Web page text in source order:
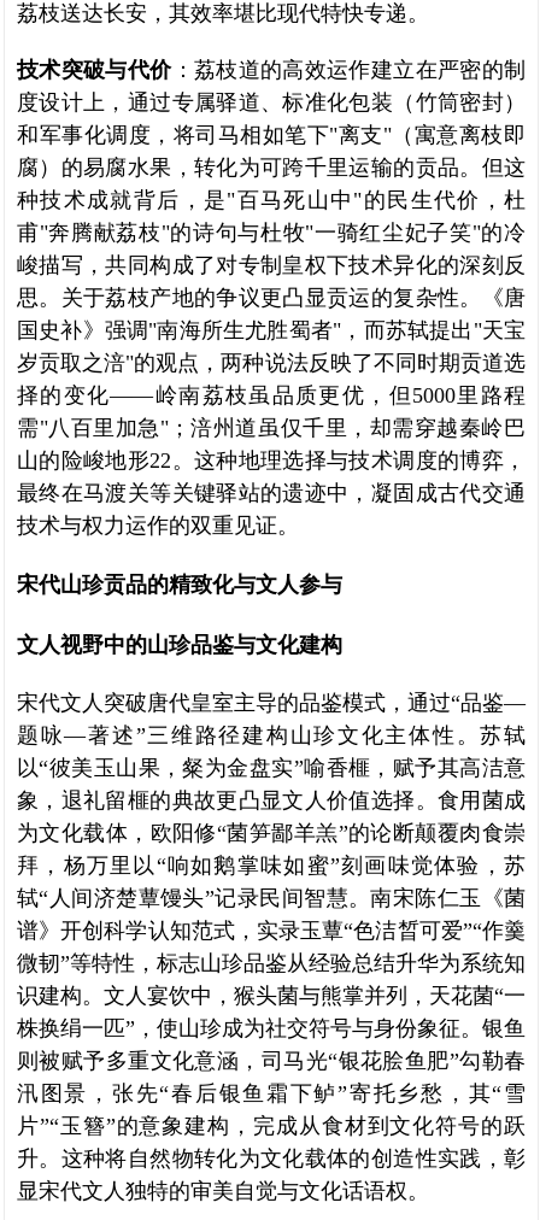
荔枝送达长安，其效率堪比现代特快专递。
技术突破与代价：荔枝道的高效运作建立在严密的制
度设计上，通过专属驿道、标准化包装（竹筒密封）
和军事化调度，将司马相如笔下"离支"（寓意离枝即
腐）的易腐水果，转化为可跨千里运输的贡品。但这
种技术成就背后，是"百马死山中"的民生代价，杜
甫"奔腾献荔枝"的诗句与杜牧"一骑红尘妃子笑"的冷
峻描写，共同构成了对专制皇权下技术异化的深刻反
思。关于荔枝产地的争议更凸显贡运的复杂性。《唐
国史补》强调"南海所生尤胜蜀者"，而苏轼提出"天宝
岁贡取之涪"的观点，两种说法反映了不同时期贡道选
择的变化——岭南荔枝虽品质更优，但5000里路程
需"八百里加急"；涪州道虽仅千里，却需穿越秦岭巴
山的险峻地形22。这种地理选择与技术调度的博弈，
最终在马渡关等关键驿站的遗迹中，凝固成古代交通
技术与权力运作的双重见证。
宋代山珍贡品的精致化与文人参与
文人视野中的山珍品鉴与文化建构
宋代文人突破唐代皇室主导的品鉴模式，通过“品鉴—
题咏—著述”三维路径建构山珍文化主体性。苏轼
以“彼美玉山果，粲为金盘实”喻香榧，赋予其高洁意
象，退礼留榧的典故更凸显文人价值选择。食用菌成
为文化载体，欧阳修“菌笋鄙羊羔”的论断颠覆肉食崇
拜，杨万里以“响如鹅掌味如蜜”刻画味觉体验，苏
轼“人间济楚蕈馒头”记录民间智慧。南宋陈仁玉《菌
谱》开创科学认知范式，实录玉蕈“色洁晳可爱”“作羹
微韧”等特性，标志山珍品鉴从经验总结升华为系统知
识建构。文人宴饮中，猴头菌与熊掌并列，天花菌“一
株换绢一匹”，使山珍成为社交符号与身份象征。银鱼
则被赋予多重文化意涵，司马光“银花脍鱼肥”勾勒春
汛图景，张先“春后银鱼霜下鲈”寄托乡愁，其“雪
片”“玉簪”的意象建构，完成从食材到文化符号的跃
升。这种将自然物转化为文化载体的创造性实践，彰
显宋代文人独特的审美自觉与文化话语权。